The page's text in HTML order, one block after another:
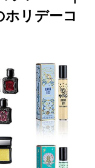
リデーコ